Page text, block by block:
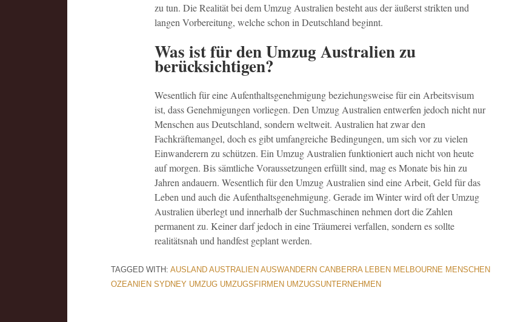
zu tun. Die Realität bei dem Umzug Australien besteht aus der äußerst strikten und
langen Vorbereitung, welche schon in Deutschland beginnt.
Was ist für den Umzug Australien zu
berücksichtigen?
Wesentlich für eine Aufenthaltsgenehmigung beziehungsweise für ein Arbeitsvisum
ist, dass Genehmigungen vorliegen. Den Umzug Australien entwerfen jedoch nicht nur
Menschen aus Deutschland, sondern weltweit. Australien hat zwar den
Fachkräftemangel, doch es gibt umfangreiche Bedingungen, um sich vor zu vielen
Einwanderern zu schützen. Ein Umzug Australien funktioniert auch nicht von heute
auf morgen. Bis sämtliche Voraussetzungen erfüllt sind, mag es Monate bis hin zu
Jahren andauern. Wesentlich für den Umzug Australien sind eine Arbeit, Geld für das
Leben und auch die Aufenthaltsgenehmigung. Gerade im Winter wird oft der Umzug
Australien überlegt und innerhalb der Suchmaschinen nehmen dort die Zahlen
permanent zu. Keiner darf jedoch in eine Träumerei verfallen, sondern es sollte
realitätsnah und handfest geplant werden.
TAGGED WITH: AUSLAND AUSTRALIEN AUSWANDERN CANBERRA LEBEN MELBOURNE MENSCHEN
OZEANIEN SYDNEY UMZUG UMZUGSFIRMEN UMZUGSUNTERNEHMEN